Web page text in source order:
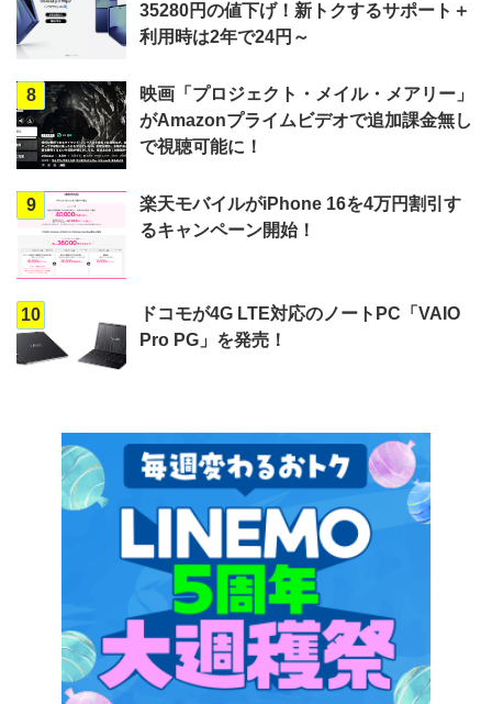
35280円の値下げ！新トクするサポート＋
利用時は2年で24円～
8
映画「プロジェクト・メイル・メアリー」
がAmazonプライムビデオで追加課金無し
で視聴可能に！
9
楽天モバイルがiPhone 16を4万円割引す
るキャンペーン開始！
10
ドコモが4G LTE対応のノートPC「VAIO
Pro PG」を発売！